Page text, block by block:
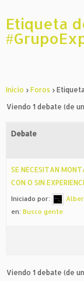
contenido
Etiqueta
Inicio › Foros ›
Viendo 1 debate (de
Debate
SE NECESITAN
CON O SIN
Iniciado por:
en: Busco gente
Viendo 1 debate (de